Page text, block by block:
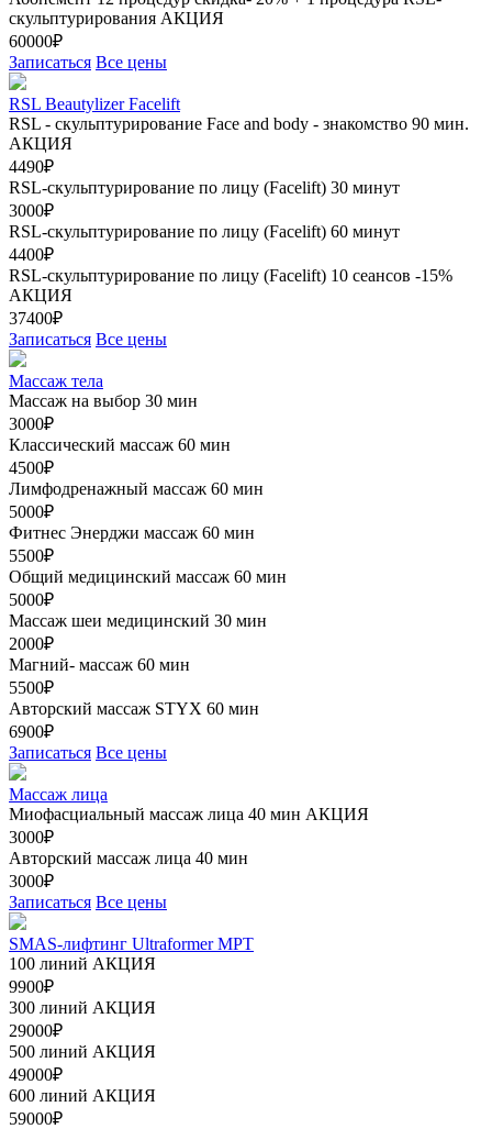
скульптурирования АКЦИЯ
60000₽
Записаться Все цены
RSL Beautylizer Facelift
RSL - скульптурирование Face and body - знакомство 90 мин.
АКЦИЯ
4490₽
RSL-скульптурирование по лицу (Facelift) 30 минут
3000₽
RSL-скульптурирование по лицу (Facelift) 60 минут
4400₽
RSL-скульптурирование по лицу (Facelift) 10 сеансов -15%
АКЦИЯ
37400₽
Записаться Все цены
Массаж тела
Массаж на выбор 30 мин
3000₽
Классический массаж 60 мин
4500₽
Лимфодренажный массаж 60 мин
5000₽
Фитнес Энерджи массаж 60 мин
5500₽
Общий медицинский массаж 60 мин
5000₽
Массаж шеи медицинский 30 мин
2000₽
Магний- массаж 60 мин
5500₽
Авторский массаж STYX 60 мин
6900₽
Записаться Все цены
Массаж лица
Миофасциальный массаж лица 40 мин АКЦИЯ
3000₽
Авторский массаж лица 40 мин
3000₽
Записаться Все цены
SMAS-лифтинг Ultraformer MPT
100 линий АКЦИЯ
9900₽
300 линий АКЦИЯ
29000₽
500 линий АКЦИЯ
49000₽
600 линий АКЦИЯ
59000₽